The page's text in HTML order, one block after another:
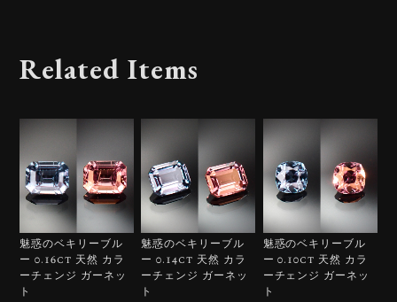
Related Items
魅惑のベキリーブル
ー 0.16ct 天然 カラ
ーチェンジ ガーネッ
ト
魅惑のベキリーブル
ー 0.14ct 天然 カラ
ーチェンジ ガーネッ
ト
魅惑のベキリーブル
ー 0.10ct 天然 カラ
ーチェンジ ガーネッ
ト